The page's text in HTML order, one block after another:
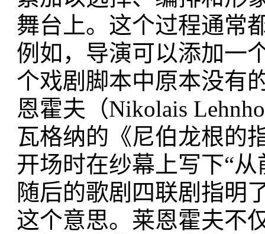
舞台上。这个过程通常
例如，导演可以添加一
个戏剧脚本中原本没有
恩霍夫（Nikolais
瓦格纳的《尼伯龙根的
开场时在纱幕上写下“从
随后的歌剧四联剧指明
这个意思。莱恩霍夫不